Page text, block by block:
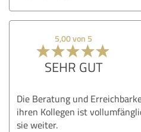
5,00 von 5
SEHR GUT
Die Beratung und
ihren Kollegen ist
sie weiter.